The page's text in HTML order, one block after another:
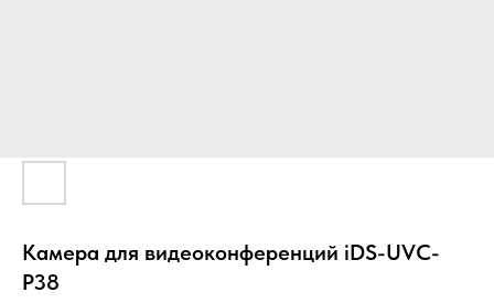
Камера для видеоконференций iDS-UVC-
P38